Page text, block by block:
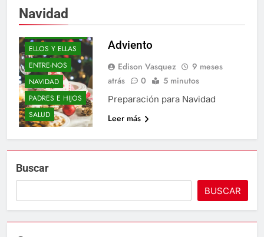
Navidad
DE-TODO-COMO-
EN-BOTICA
ELLOS Y ELLAS
ENTRE-NOS
NAVIDAD
PADRES E HIJOS
SALUD
Adviento
Edison Vasquez
9 meses
atrás
0 5 minutos
Preparación para Navidad
Leer más
Buscar
BUSCAR